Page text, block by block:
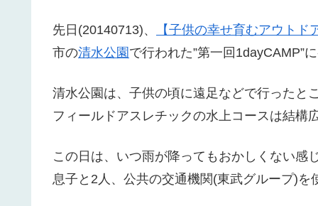
先日(20140713)、
【子供の幸せ育むアウト
市の清水公園で行われた”第一回1dayCAMP”
清水公園は、子供の頃に遠足などで行ったと
フィールドアスレチックの水上コースは結構
この日は、いつ雨が降ってもおかしくない感
息子と2人、公共の交通機関(東武グループ)を